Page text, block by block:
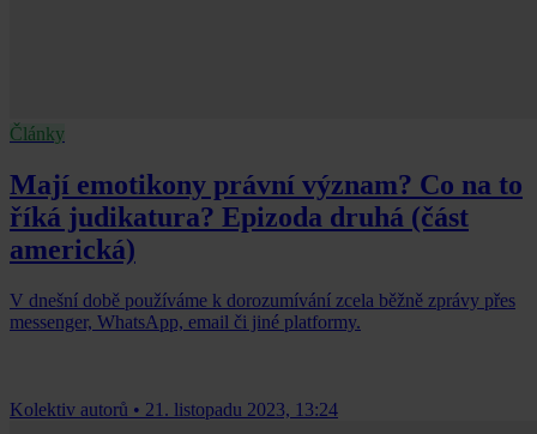
Články
Mají emotikony právní význam? Co na to
říká judikatura? Epizoda druhá (část
americká)
V dnešní době používáme k dorozumívání zcela běžně zprávy přes
messenger, WhatsApp, email či jiné platformy.
Kolektiv autorů • 21. listopadu 2023, 13:24